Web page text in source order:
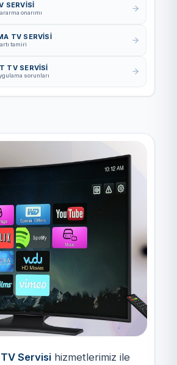
Servisi hizmetlerimiz ile
SERVISI
onarımı
TV SERVISI
tamiri
TV SERVISI
sorunları